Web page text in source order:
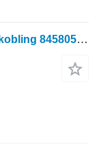
Другая запчасть гидравлики Faster kobling 84580530 для зерноуборочного комбайна New Holland CR9.90